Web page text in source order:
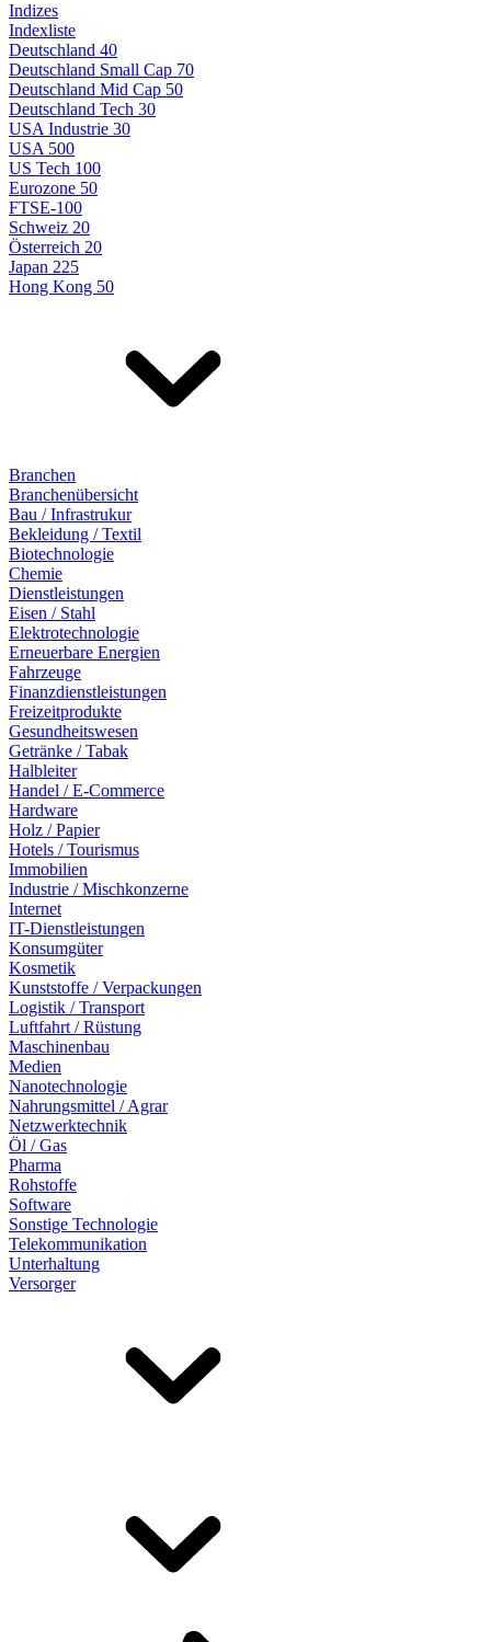
Indizes
Indexliste
Deutschland 40
Deutschland Small Cap 70
Deutschland Mid Cap 50
Deutschland Tech 30
USA Industrie 30
USA 500
US Tech 100
Eurozone 50
FTSE-100
Schweiz 20
Österreich 20
Japan 225
Hong Kong 50
Branchen
Branchenübersicht
Bau / Infrastrukur
Bekleidung / Textil
Biotechnologie
Chemie
Dienstleistungen
Eisen / Stahl
Elektrotechnologie
Erneuerbare Energien
Fahrzeuge
Finanzdienstleistungen
Freizeitprodukte
Gesundheitswesen
Getränke / Tabak
Halbleiter
Handel / E-Commerce
Hardware
Holz / Papier
Hotels / Tourismus
Immobilien
Industrie / Mischkonzerne
Internet
IT-Dienstleistungen
Konsumgüter
Kosmetik
Kunststoffe / Verpackungen
Logistik / Transport
Luftfahrt / Rüstung
Maschinenbau
Medien
Nanotechnologie
Nahrungsmittel / Agrar
Netzwerktechnik
Öl / Gas
Pharma
Rohstoffe
Software
Sonstige Technologie
Telekommunikation
Unterhaltung
Versorger